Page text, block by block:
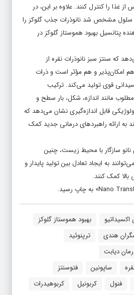
غذا را کنترل کنند. علاوه بر این، در
سلول مشخص شد نانوذرات جذب گلوکز را
پتانسیل بهبود هموستاز گلوکز در
که سنتز سبز نانوذرات نقره از
هم امکان‌پذیر و هم مؤثر است و ذرات
قوی تولید می‌کند. ترکیب
مانند اندازه، شکل، بار سطح و
قابل اندازه‌گیری نشان می‌دهد که
به ارائه راهبردهای درمانی جدید کمک
نانو سازگار با محیط زیست، چنین
به ایجاد تعادل بین تولید پایدار و
کمک کنند.
بهبود هموستاز گلوکز
هندی
ترپنوئید
دیابت
ساپونین‌
فتوسنتز
فنول‌ کربونیل
کربوهیدرات‌